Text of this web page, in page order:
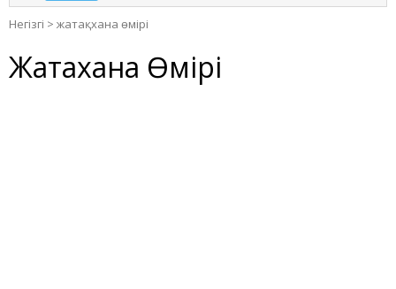
Негізгі > жатақхана өмірі
Жатақхана Өмірі